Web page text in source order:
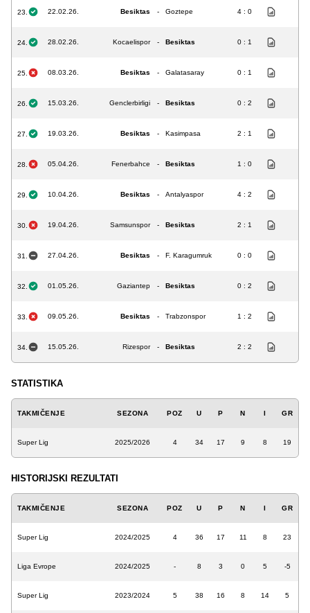
23. 22.02.26. Besiktas - Goztepe 4 : 0
24. 28.02.26. Kocaelispor - Besiktas 0 : 1
25. 08.03.26. Besiktas - Galatasaray 0 : 1
26. 15.03.26. Genclerbirligi - Besiktas 0 : 2
27. 19.03.26. Besiktas - Kasimpasa 2 : 1
28. 05.04.26. Fenerbahce - Besiktas 1 : 0
29. 10.04.26. Besiktas - Antalyaspor 4 : 2
30. 19.04.26. Samsunspor - Besiktas 2 : 1
31. 27.04.26. Besiktas - F. Karagumruk 0 : 0
32. 01.05.26. Gaziantep - Besiktas 0 : 2
33. 09.05.26. Besiktas - Trabzonspor 1 : 2
34. 15.05.26. Rizespor - Besiktas 2 : 2
STATISTIKA
TAKMIČENJE SEZONA POZ U P N I GR
Super Lig 2025/2026 4 34 17 9 8 19
HISTORIJSKI REZULTATI
TAKMIČENJE SEZONA POZ U P N I GR
Super Lig 2024/2025 4 36 17 11 8 23
Liga Evrope 2024/2025 - 8 3 0 5 -5
Super Lig 2023/2024 5 38 16 8 14 5